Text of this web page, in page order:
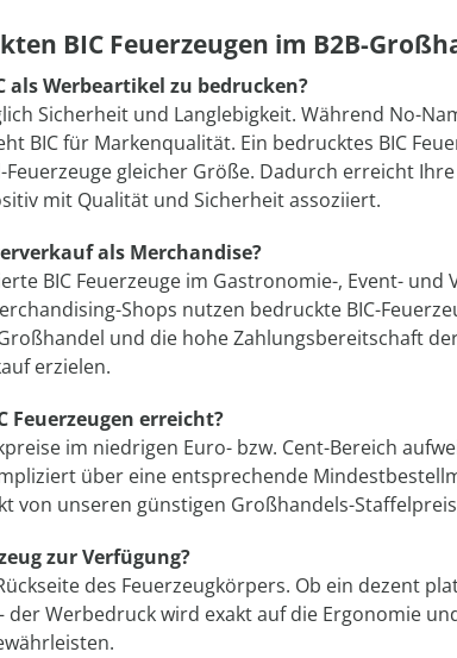
BIC Feuerzeugen im B2B-
als Werbeartikel zu bedrucken?
Sicherheit und Langlebigkeit. Während No-
BIC für Markenqualität. Ein bedrucktes BIC
gleicher Größe. Dadurch erreicht
mit Qualität und Sicherheit assoziiert.
als Merchandise?
BIC Feuerzeuge im Gastronomie-, Event- und
Shops nutzen bedruckte BIC-
und die hohe Zahlungsbereitschaft
erzielen.
Feuerzeugen erreicht?
im niedrigen Euro- bzw. Cent-Bereich
über eine entsprechende
von unseren günstigen Großhandels-
zur Verfügung?
des Feuerzeugkörpers. Ob ein dezent
Werbedruck wird exakt auf die Ergonomie